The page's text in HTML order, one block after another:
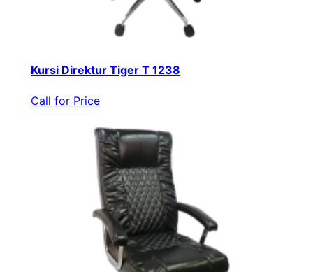
Kursi Direktur Tiger T 1238
Call for Price